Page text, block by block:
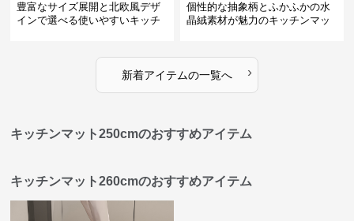
豊富なサイズ展開と北欧風デザ
インで選べる使いやすいキッチ
個性的な抽象柄とふかふかの水
晶絨素材が魅力のキッチンマッ
新着アイテムの一覧へ ›
キッチンマット250cmのおすすめアイテム
キッチンマット260cmのおすすめアイテム